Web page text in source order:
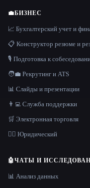
💼БИЗНЕС
📈 Бухгалтерский учет и
📋 Конструктор резюме и
🎙️ Подготовка к
🧑‍💼 Рекрутинг и ATS
📊 Слайды и презентации
👨‍💻 Служба поддержки
🛒 Электронная торговля
👩‍⚖️ Юридический
🤖ЧАТЫ И
📊 Анализ данных